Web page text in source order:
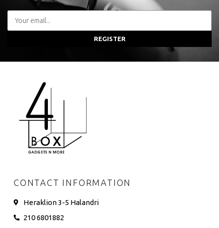
REGISTER
CONTACT INFORMATION
Heraklion 3-5 Halandri
210 6801882